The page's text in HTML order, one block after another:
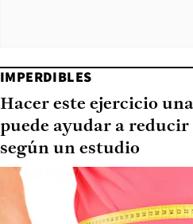
IMPERDIBLES
Hacer este ejercicio
puede ayudar a
según un estudio